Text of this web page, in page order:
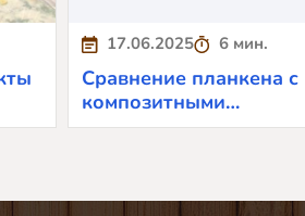
17.06.2025 6 мин.
Сравнение планкена с
композитными
материалами: плюсы и